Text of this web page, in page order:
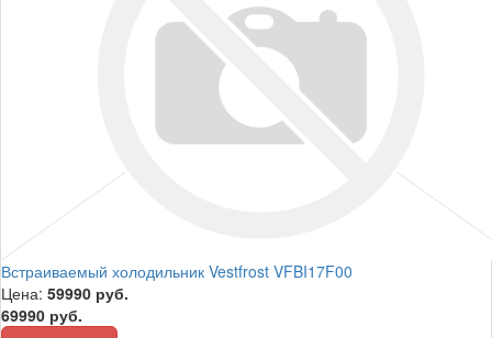
Встраиваемый холодильник Vestfrost VFBI17F00
Цена: 59990 руб.
69990 руб.